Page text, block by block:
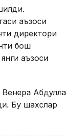
аъзоси
директори
бош
аъзоси
Абдулла
Бу шахслар